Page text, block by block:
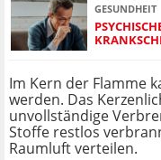
GESUNDHEIT
Im Kern der Flamme
werden. Das
unvollständige
Stoffe restlos
Raumluft verteilen.